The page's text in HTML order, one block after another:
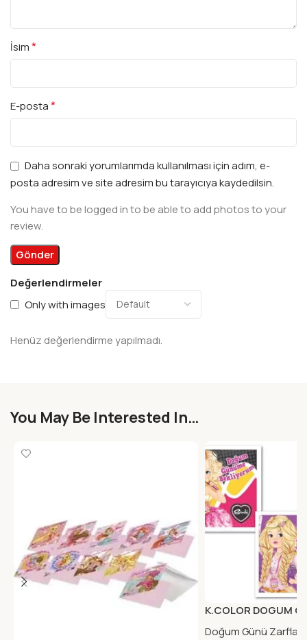
Değerlendirmeler
Only with images
Henüz değerlendirme yapılmadı.
İsim*
E-posta*
Daha sonraki yorumlarımda kullanılması için adım, e-
posta adresim ve site adresim bu tarayıcıya kaydedilsin.
You have to be logged in to be able to add photos to your
review.
You May Be Interested In…
K.COLOR DOGUM
KART+ZARF SINDY
Doğum Günü Zarfları